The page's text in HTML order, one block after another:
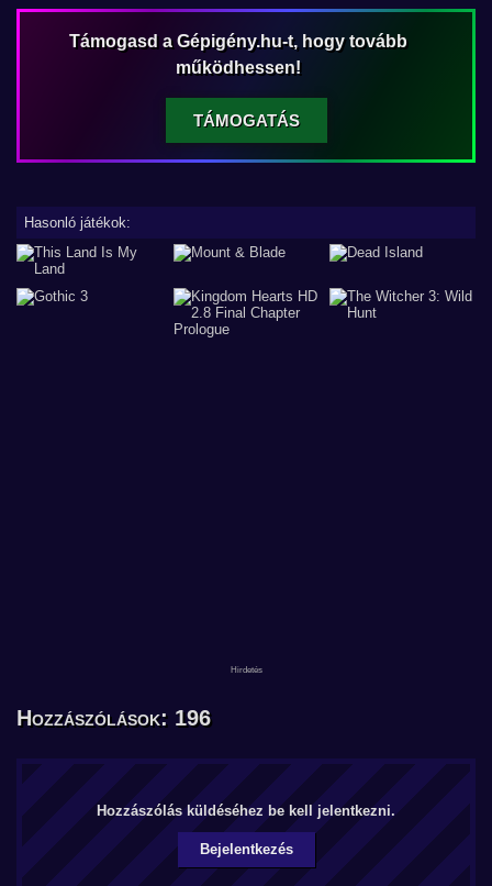
Támogasd a Gépigény.hu-t, hogy tovább
működhessen!
TÁMOGATÁS
Hasonló játékok:
Hozzászólások: 196
Hozzászólás küldéséhez be kell jelentkezni.
Bejelentkezés